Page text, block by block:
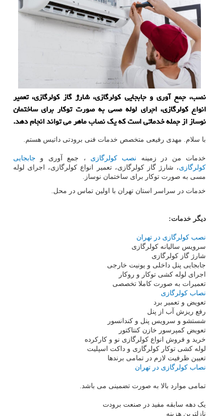
نصب، جمع آوری و جابجایی كولرگازی، شارژ گاز كولرگازی، تعمیر
انواع كولرگازی، اجرای لوله مسی به صورت توكار برای ساختمان
نوساز از جمله خدماتی است كه یك نصاب ماهر می تواند انجام دهد.
با سلام. مهدی رفیعی متخصص خدمات فنی برودتی داتیس هستم.
خدمات من در زمینه نصب کولرگازی ، جمع آوری و جابجایی
کولرگازی، شارژ گاز کولرگازی، تعمیر انواع کولرگازی، اجرای لوله
مسی به صورت توکار برای ساختمان نوساز.
خدمات در سراسر استان تهران با اولین تماس در محل.
دیگر خدمات:
نصب کولرگازی در تهران
سرویس سالیانه کولرگازی
شارژ گاز کولرگازی
جابجایی پنل داخلی و یونیت خارجی
اجرای لوله کشی توکار و روکار
تعمیرات به صورت کاملا تخصصی
نصاب کولرگازی
تعویض و تعمیر برد
رفع ریزش آب از پنل
شستشو و سرویس پنل و کندانسور
تعویض کمپرسور خازن کنتاکتور
خرید و فروش انواع کولرگازی نو و کارکرده
لوله کشی توکار کولرگازی و داکت اسپلیت
تعیین ظرفیت لازم در تمامی برندها
نصاب کولرگازی در تهران
تمامی موارد بالا به صورت تضمینی می باشد.
یک دهه سابقه مفید در صنعت برودت
نازلترین هزینه